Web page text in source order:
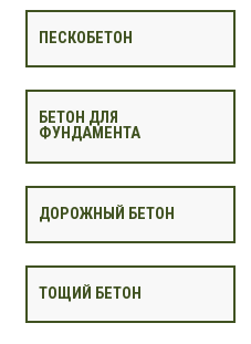
ПЕСКОБЕТОН
БЕТОН ДЛЯ
ФУНДАМЕНТА
ДОРОЖНЫЙ БЕТОН
ТОЩИЙ БЕТОН